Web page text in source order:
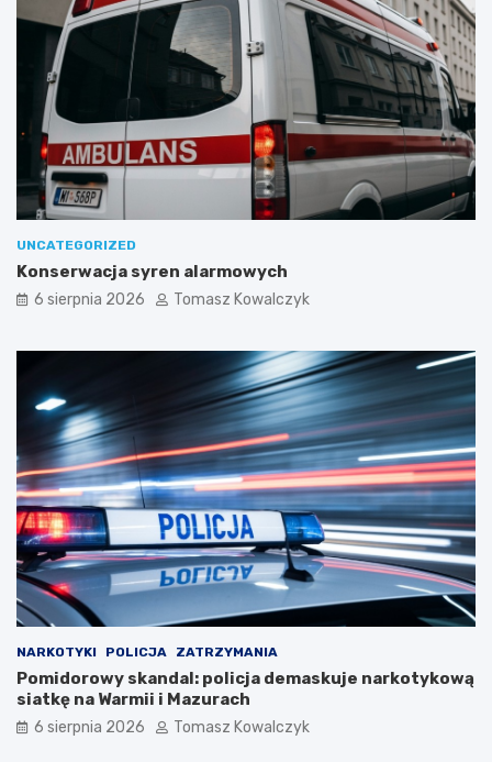
UNCATEGORIZED
Konserwacja syren alarmowych
6 sierpnia 2026 Tomasz Kowalczyk
NARKOTYKI POLICJA ZATRZYMANIA
Pomidorowy skandal: policja demaskuje narkotykową
siatkę na Warmii i Mazurach
6 sierpnia 2026 Tomasz Kowalczyk